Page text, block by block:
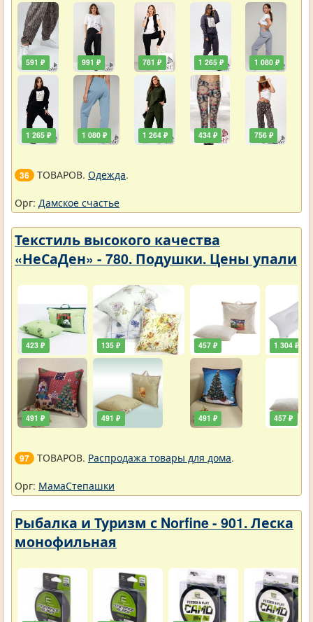
591 ₽
1 265 ₽
991 ₽
1 080 ₽
781 ₽
1 264 ₽
1 265 ₽
434 ₽
1 080 ₽
756 ₽
36 ТОВАРОВ. Одежда.
Орг: Дамское счастье
Текстиль высокого качества
«НеСаДен» - 780. Подушки. Цены упали
423 ₽
491 ₽
135 ₽
491 ₽
457 ₽
491 ₽
1 304 ₽
457 ₽
97 ТОВАРОВ. Распродажа товары для дома.
Орг: МамаСтепашки
Рыбалка и Туризм с Norfine - 901. Леска
монофильная